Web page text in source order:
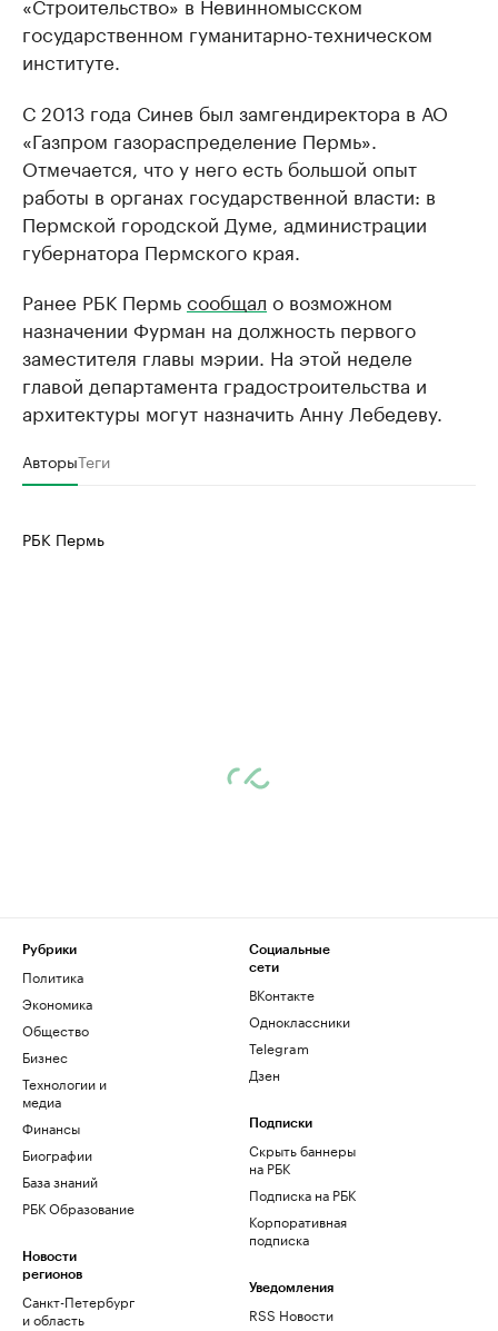
государственном гуманитарно-техническом
институте.
С 2013 года Синев был замгендиректора в АО
«Газпром газораспределение Пермь».
Отмечается, что у него есть большой опыт
работы в органах государственной власти: в
Пермской городской Думе, администрации
губернатора Пермского края.
Ранее РБК Пермьсообщал о возможном
назначении Фурман на должность первого
заместителя главы мэрии. На этой неделе
главой департамента градостроительства и
архитектуры могут назначить Анну Лебедеву.
АвторыТеги
РБК Пермь
Рубрики
Политика
Экономика
Общество
Бизнес
Технологии и
медиа
Финансы
Биографии
База знаний
РБК Образование
Новости
регионов
Санкт-Петербург
и область
Социальные
сети
ВКонтакте
Одноклассники
Telegram
Дзен
Подписки
Скрыть баннеры
на РБК
Подписка на РБК
Корпоративная
подписка
Уведомления
RSS Новости